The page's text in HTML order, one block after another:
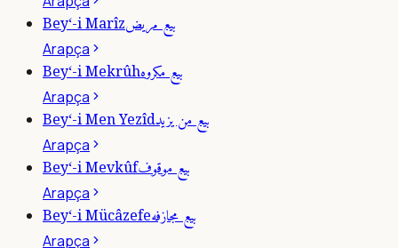
Bey‘-i Marîzبيع مريض
Arapça
Bey‘-i Mekrûhبيع مكروه
Arapça
Bey‘-i Men Yezîdبيع من يزيد
Arapça
Bey‘-i Mevkûfبيع موقوف
Arapça
Bey‘-i Mücâzefeبيع مجازفه
Arapça